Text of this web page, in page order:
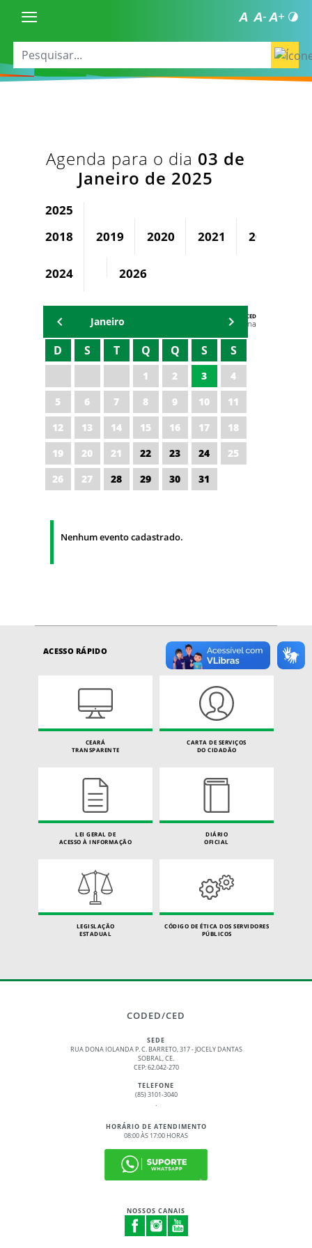
Agenda para o dia 03 de
Janeiro de 2025
2025
2018
2019 2020 2021 2022
2024 2026
AGENDA DA CODED/CED
Vagna Lima
Janeiro
D S T Q Q S S
1 2 3
4
5
6 7 8 9 10
11
12
13 14 15 16 17
18
19
20 21 22 23 24
25
26
27 28 29 30 31
Nenhum evento cadastrado.
ACESSO RÁPIDO
CEARÁ
TRANSPARENTE
CARTA DE SERVIÇOS
DO CIDADÃO
LEI GERAL DE
ACESSO À INFORMAÇÃO
DIÁRIO
OFICIAL
LEGISLAÇÃO
ESTADUAL
CÓDIGO DE ÉTICA DOS SERVIDORES
PÚBLICOS
CODED/CED
SEDE
RUA DONA IOLANDA P. C. BARRETO, 317 - JOCELY DANTAS
SOBRAL, CE.
CEP: 62.042-270
TELEFONE
(85) 3101-3040
.
HORÁRIO DE ATENDIMENTO
08:00 ÀS 17:00 HORAS
NOSSOS CANAIS